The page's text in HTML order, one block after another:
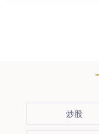
炒股